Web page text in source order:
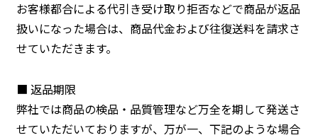
お客様都合による代引き受け取り拒否などで商品が返品
扱いになった場合は、商品代金および往復送料を請求さ
せていただきます。
■ 返品期限
弊社では商品の検品・品質管理など万全を期して発送さ
せていただいておりますが、万が一、下記のような場合